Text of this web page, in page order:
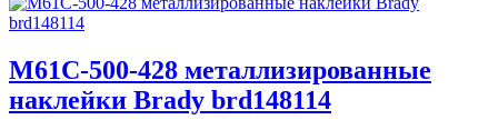
M61C-500-428 металлизированные
наклейки Brady brd148114